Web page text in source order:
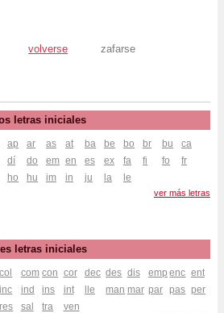
volverse
zafarse
letras iniciales
ap ar as at ba be bo br bu
ca
dí do em en es ex fa fi fo
fr
ho hu im in ju la le
ver más letras
letras iniciales
col com con cor dec des dis emp enc ent
inc ind ins int lle man mar par pas per
res sal tra ven